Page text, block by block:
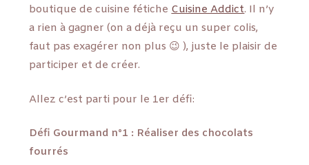
boutique de cuisine féticheCuisine Addict. Il n’y
a rien à gagner (on a déjà reçu un super colis,
faut pas exagérer non plus 😉 ), juste le plaisir de
participer et de créer.
Allez c’est parti pour le 1er défi:
Défi Gourmand n°1 : Réaliser des chocolats
fourrés